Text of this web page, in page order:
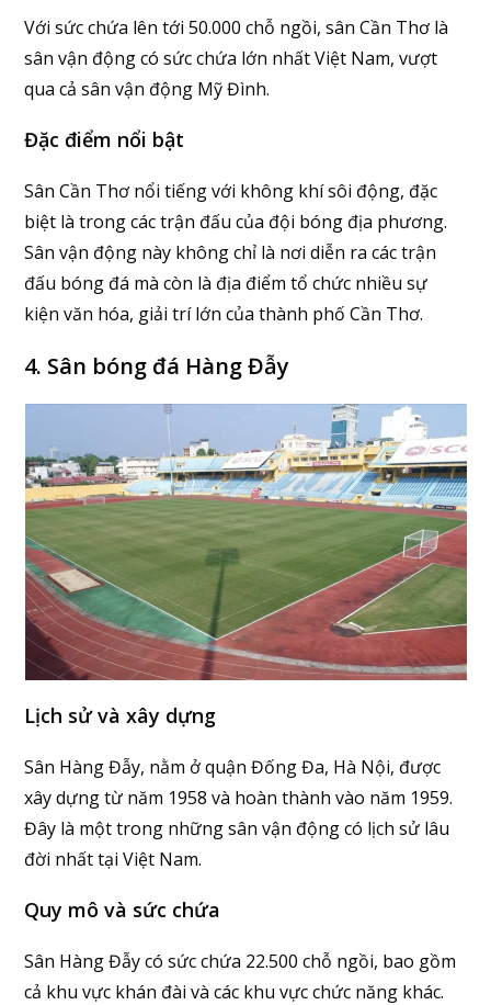
Với sức chứa lên tới 50.000 chỗ ngồi, sân Cần Thơ là
sân vận động có sức chứa lớn nhất Việt Nam, vượt
qua cả sân vận động Mỹ Đình.
Đặc điểm nổi bật
Sân Cần Thơ nổi tiếng với không khí sôi động, đặc
biệt là trong các trận đấu của đội bóng địa phương.
Sân vận động này không chỉ là nơi diễn ra các trận
đấu bóng đá mà còn là địa điểm tổ chức nhiều sự
kiện văn hóa, giải trí lớn của thành phố Cần Thơ.
4. Sân bóng đá Hàng Đẫy
Lịch sử và xây dựng
Sân Hàng Đẫy, nằm ở quận Đống Đa, Hà Nội, được
xây dựng từ năm 1958 và hoàn thành vào năm 1959.
Đây là một trong những sân vận động có lịch sử lâu
đời nhất tại Việt Nam.
Quy mô và sức chứa
Sân Hàng Đẫy có sức chứa 22.500 chỗ ngồi, bao gồm
cả khu vực khán đài và các khu vực chức năng khác.